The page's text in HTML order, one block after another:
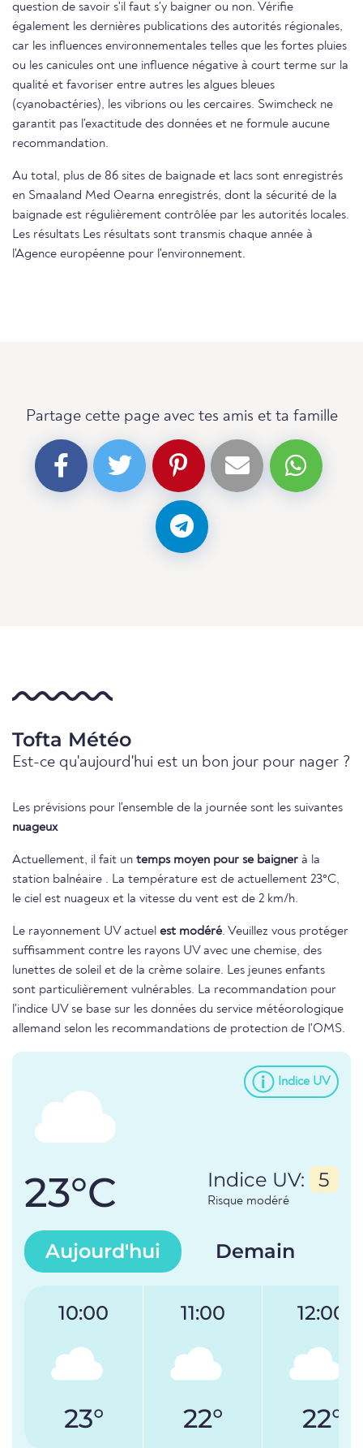
question de savoir s'il faut s'y baigner ou non. Vérifie
également les dernières publications des autorités régionales,
car les influences environnementales telles que les fortes pluies
ou les canicules ont une influence négative à court terme sur la
qualité et favoriser entre autres les algues bleues
(cyanobactéries), les vibrions ou les cercaires. Swimcheck ne
garantit pas l'exactitude des données et ne formule aucune
recommandation.
Au total, plus de 86 sites de baignade et lacs sont enregistrés
en Smaaland Med Oearna enregistrés, dont la sécurité de la
baignade est régulièrement contrôlée par les autorités locales.
Les résultats Les résultats sont transmis chaque année à
l'Agence européenne pour l'environnement.
Partage cette page avec tes amis et ta famille
Tofta Météo
Est-ce qu'aujourd'hui est un bon jour pour nager ?
Les prévisions pour l'ensemble de la journée sont les suivantes
nuageux
Actuellement, il fait un temps moyen pour se baigner à la
station balnéaire . La température est de actuellement 23°C,
le ciel est nuageux et la vitesse du vent est de 2 km/h.
Le rayonnement UV actuel est modéré. Veuillez vous protéger
suffisamment contre les rayons UV avec une chemise, des
lunettes de soleil et de la crème solaire. Les jeunes enfants
sont particulièrement vulnérables. La recommandation pour
l'indice UV se base sur les données du service météorologique
allemand selon les recommandations de protection de l'OMS.
Indice UV
23°C Indice UV: 5
Risque modéré
Aujourd'hui Demain
10:00
23°
11:00
22°
12:00
22°